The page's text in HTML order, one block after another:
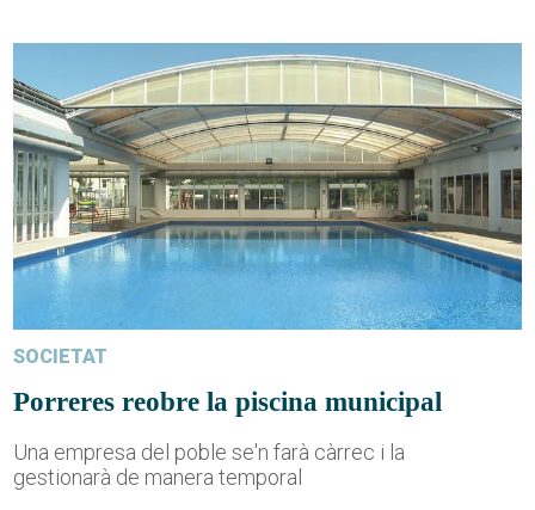
SOCIETAT
Porreres reobre la piscina municipal
Una empresa del poble se'n farà càrrec i la
gestionarà de manera temporal